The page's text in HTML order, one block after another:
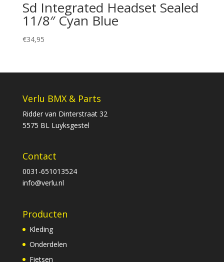
Sd Integrated Headset Sealed
11/8″ Cyan Blue
€34,95
Verlu BMX & Parts
Ridder van Dinterstraat 32
5575 BL Luyksgestel
Contact
0031-651013524
info@verlu.nl
Producten
Kleding
Onderdelen
Fietsen